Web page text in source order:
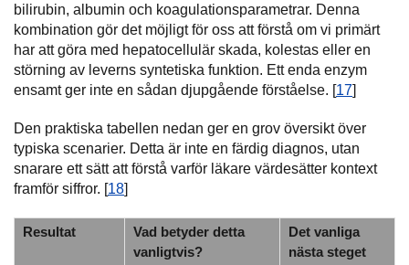
bilirubin, albumin och koagulationsparametrar. Denna
kombination gör det möjligt för oss att förstå om vi primärt
har att göra med hepatocellulär skada, kolestas eller en
störning av leverns syntetiska funktion. Ett enda enzym
ensamt ger inte en sådan djupgående förståelse. [17]
Den praktiska tabellen nedan ger en grov översikt över
typiska scenarier. Detta är inte en färdig diagnos, utan
snarare ett sätt att förstå varför läkare värdesätter kontext
framför siffror. [18]
Resultat
Vad betyder detta
vanligtvis?
Det vanliga
nästa steget